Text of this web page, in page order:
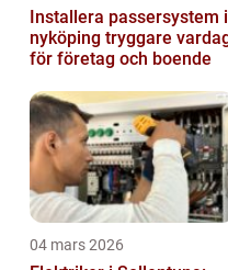
Installera passersystem i
nyköping tryggare vardag
för företag och boende
04 mars 2026